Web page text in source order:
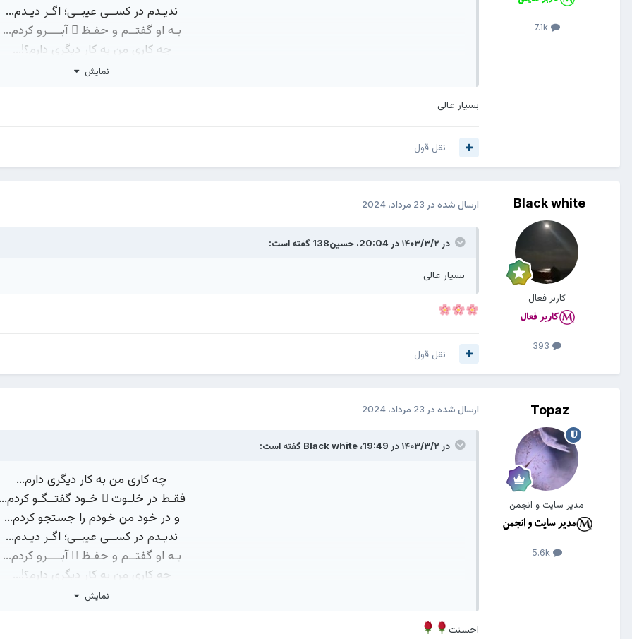
7.1k
ندیـدم در کســی عیبــی؛ اگـر دیـدم...
بـه او گفتــم و حفـظ ِ آبــــرو کردم...
چه کاری من به کارِ دیگری دارم؟!...
که عیب ِ هر کسی را من رفو کردم...
نمایش
بسیار عالی
نقل قول
Black white
کاربر فعال
ارسال شده در 23 مرداد، 2024
در ۱۴۰۳/۳/۲ در 20:04، حسین138 گفته است:
بسیار عالی
نقل قول
Topaz
مدیر سایت و انجمن
5.6k
ارسال شده در 23 مرداد، 2024
در ۱۴۰۳/۳/۲ در 19:49، Black white گفته است:
چه کاری من به کار دیگری دارم...
فقـط در خلـوت ِ خـود گفتــگـو
و در خود من خودم را جستجو کردم...
ندیـدم در کســی عیبــی؛ اگـر دیـدم...
بـه او گفتــم و حفـظ ِ آبــــرو کردم...
چه کاری من به کارِ دیگری دارم؟!...
که عیب ِ هر کسی را من رفو کردم...
نمایش
احسنت